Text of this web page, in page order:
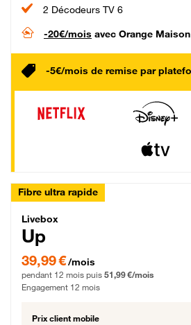
2 Décodeurs TV 6
-20€/mois avec Orange
-5€/mois de remise par
Fibre ultra rapide
Livebox Up Fibre
Livebox
Up
39,99 € par mois pendant 12 mois puis
39,99 €/mois
pendant 12 mois puis 51,99 €/mois
Engagement 12 mois
Prix client mobile